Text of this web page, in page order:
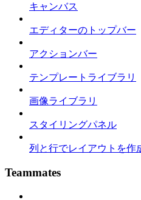
キャンバス
エディターのトップバー
アクションバー
テンプレートライブラリ
画像ライブラリ
スタイリングパネル
列と行でレイアウトを作
Teammates